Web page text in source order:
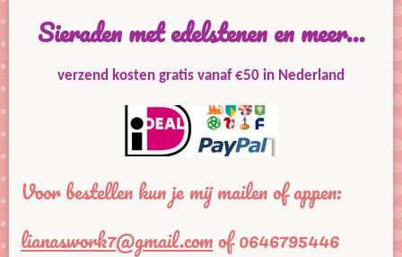
Sieraden met edelstenen en meer...
verzend kosten gratis vanaf €50 in Nederland
Voor bestellen kun je mij mailen of appen:
lianaswork7@gmail.comof 0646795446